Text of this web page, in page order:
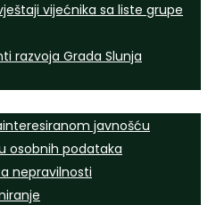
vijećnika sa liste grupe
razvoja Grada Slunja
javnošću
osobnih podataka
nepravilnosti